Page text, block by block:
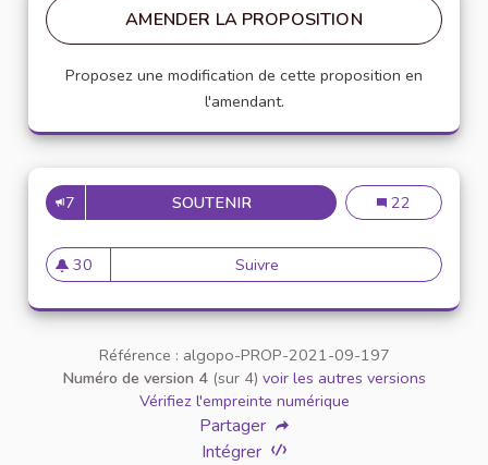
AMENDER LA PROPOSITION
Proposez une modification de cette proposition en
l'amendant.
7 SOUTENIRUNE CHARTE Une charte
22
30
30 abonnés
Suivre Une charte déontologique
Référence : algopo-PROP-2021-09-197
Numéro de version 4 (sur 4) voir les autres versions
Vérifiez l'empreinte numérique
Partager
Intégrer